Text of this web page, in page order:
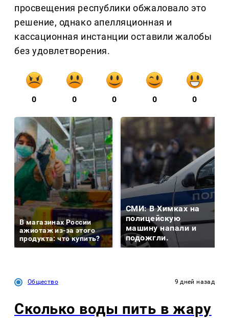
просвещения республики обжаловало это
решение, однако апелляционная и
кассационная инстанции оставили жалобы
без удовлетворения.
0 0 0 0 0
В магазинах России
ажиотаж из-за этого
продукта: что купить?
СМИ: В Химках на
полицейскую
машину напали и
подожгли.
Общество 9 дней назад
Сколько воды пить в жару